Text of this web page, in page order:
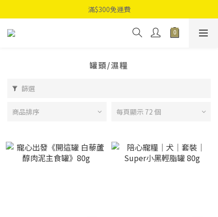
滿$300免運費
罐頭/濕糧
篩選
商品排序 每頁顯示 72 個